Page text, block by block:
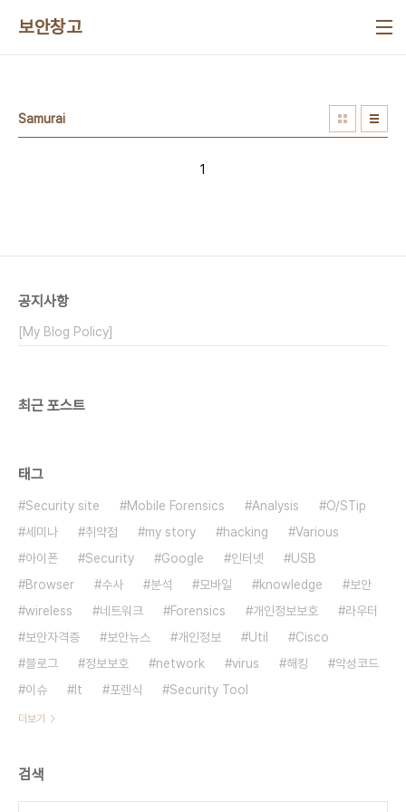
보안창고
Samurai
1
공지사항
[My Blog Policy]
최근 포스트
태그
Security site Mobile Forensics Analysis
O/STip
세미나
취약점 my story hacking
Various
아이폰
Security Google 인터넷
USB
Browser
수사 분석 모바일 knowledge
보안
wireless
네트워크 Forensics 개인정보보호
라우터
보안자격증
보안뉴스 개인정보 Util
Cisco
블로그
정보보호 network virus 해킹
악성코드
이슈
It 포렌식 Security Tool
더보기
검색